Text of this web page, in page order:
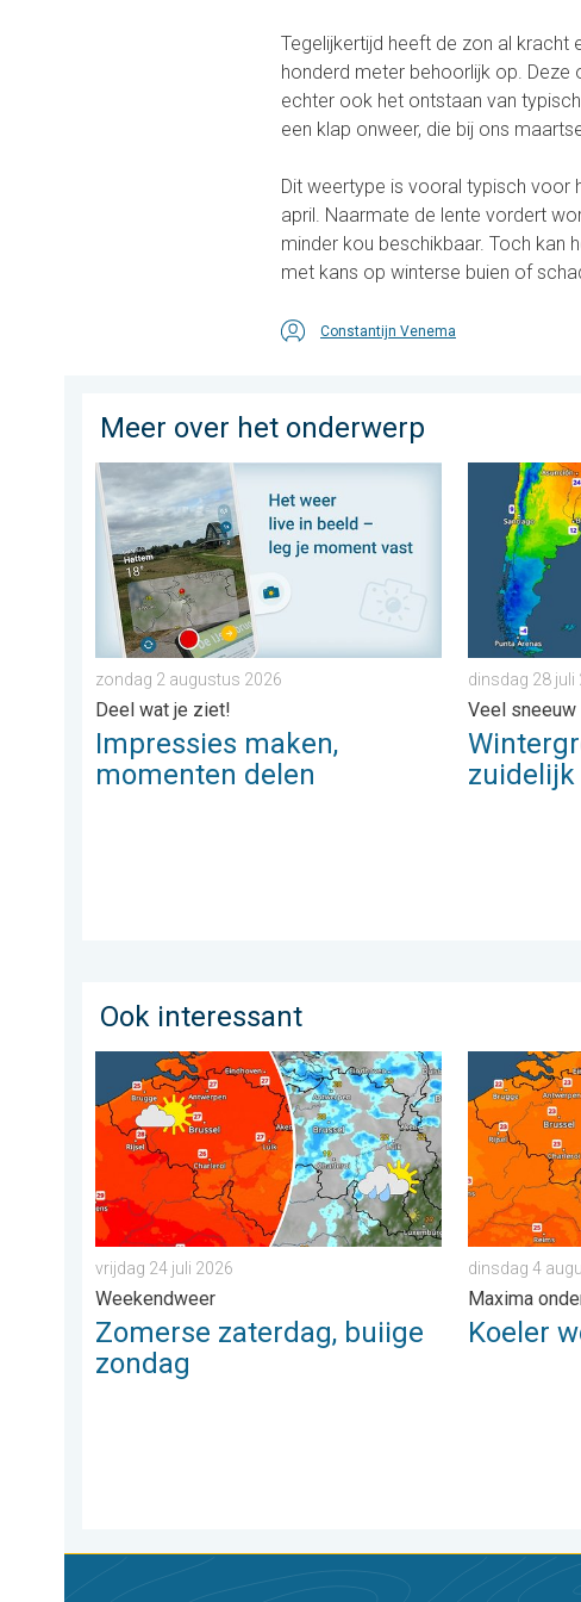
Tegelijkertijd heeft de zon al
honderd meter behoorlijk op.
echter ook het ontstaan van
een klap onweer, die bij ons
Dit weertype is vooral typisch voor
april. Naarmate de lente vordert
minder kou beschikbaar. Toch kan
met kans op winterse buien of
Constantijn Venema
Meer over het onderwerp
Impressies maken, momenten delen. Deel wat je ziet!. . .
zondag 2 augustus 2026
Deel wat je ziet!
Impressies maken,
momenten delen
Wintergroet
dinsdag 28 juli
Veel sneeuw
Ook interessant
Zomerse zaterdag, buiige zondag. Weekendweer. . .
vrijdag 24 juli 2026
Weekendweer
Zomerse zaterdag, buiige
zondag
Koeler
dinsdag 4
Maxima
Koeler